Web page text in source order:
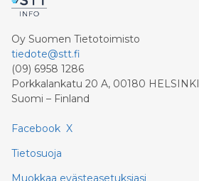
Oy Suomen Tietotoimisto
tiedote@stt.fi
(09) 6958 1286
Porkkalankatu 20 A, 00180 HELSINKI
Suomi – Finland
Facebook X
Tietosuoja
Muokkaa evästeasetuksiasi